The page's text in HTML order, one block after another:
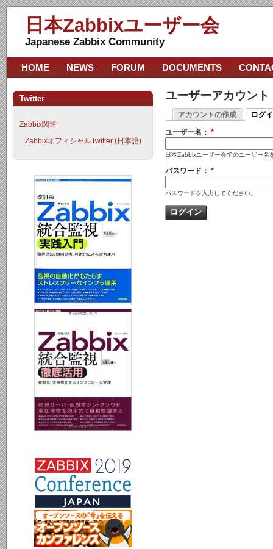
日本Zabbixユーザー会
Japanese Zabbix Community
ユーザーアカウント
アカウントの作成 ログ
ユーザー名： *
日本Zabbixユーザー会でのユーザー名
パスワード： *
パスワードを入力してください。
HOME NEWS FORUM DOCUMENTS
Twitter
Zabbix関連
ZabbixオフィシャルTwitter (日本語)